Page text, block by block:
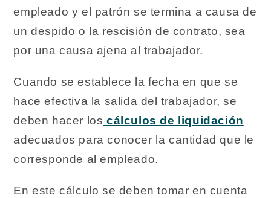
empleado y el patrón se termina a causa de
un despido o la rescisión de contrato, sea
por una causa ajena al trabajador.
Cuando se establece la fecha en que se
hace efectiva la salida del trabajador, se
deben hacer los cálculos de liquidación
adecuados para conocer la cantidad que le
corresponde al empleado.
En este cálculo se deben tomar en cuenta